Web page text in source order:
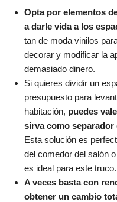
Opta por elementos
a darle vida a los
tan de moda vinilos
decorar y modificar la
demasiado dinero.
Si quieres dividir un
presupuesto para
habitación, puedes
sirva como
Esta solución es
del comedor del salón
es ideal para este truco.
A veces basta con
obtener un cambio